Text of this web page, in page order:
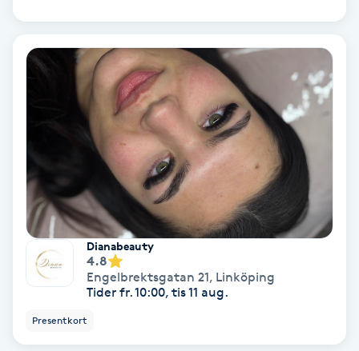
Keratinbehandling
Kinesiologi
Kinesisk medicin
Kiropraktik
Klangmassage
Klippning
Klippning & Slingor
Dianabeauty
4.8
Engelbrektsgatan 21, Linköping
Tider fr. 10:00, tis 11 aug.
Presentkort